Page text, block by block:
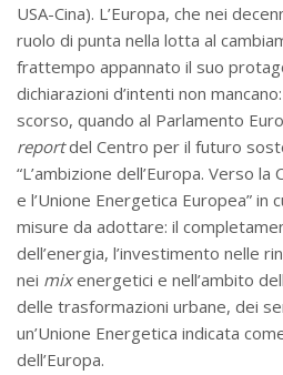
USA-Cina). L’Europa, che nei
ruolo di punta nella lotta al
frattempo appannato il suo
dichiarazioni d’intenti non
scorso, quando al Parlamento
reportdel Centro per il futuro
“L’ambizione dell’Europa. Verso
e l’Unione Energetica Europea” in
misure da adottare: il
dell’energia, l’investimento nelle
nei mixenergetici e nell’ambito
delle trasformazioni urbane, dei
un’Unione Energetica indicata
dell’Europa.